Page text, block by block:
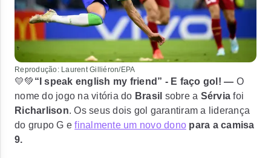
Reprodução: Laurent Gilliéron/EPA
💛💚 “I speak english my friend” - E faço gol! — O
nome do jogo na vitória do Brasil sobre a Sérvia foi
Richarlison. Os seus dois gol garantiram a liderança
do grupo G efinalmente um novo dono para a camisa
9.